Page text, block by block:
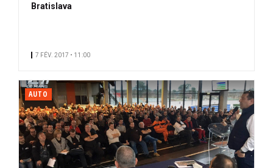
Bratislava
7 FÉV. 2017 • 11:00
AUTO